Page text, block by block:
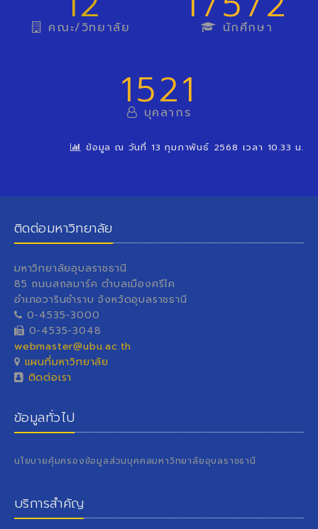
คณะ/วิทยาลัย นักศึกษา
1521
บุคลากร
ข้อมูล ณ วันที่ 13 กุมภาพันธ์ 2568 เวลา 10.33 น.
ติดต่อมหาวิทยาลัย
มหาวิทยาลัยอุบลราชธานี
85 ถนนสถลมาร์ค ตำบลเมืองศรีไค
อำเภอวารินชำราบ จังหวัดอุบลราชธานี
0-4535-3000
0-4535-3048
webmaster@ubu.ac.th
แผนที่มหาวิทยาลัย
ติดต่อเรา
ข้อมูลทั่วไป
นโยบายคุ้มครองข้อมูลส่วนบุคคลมหาวิทยาลัยอุบลราชธานี
บริการสำคัญ